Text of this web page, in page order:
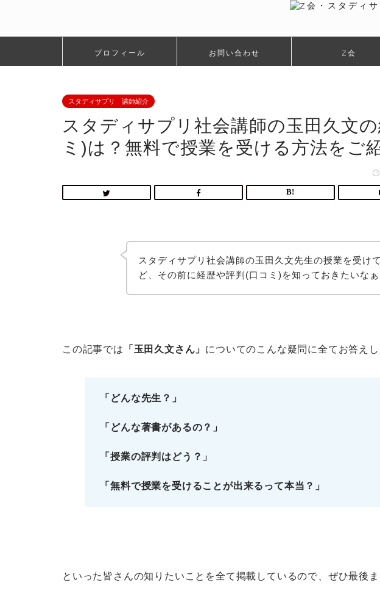
プロフィール お問い合わせ Z会
スタディサプリ 講師紹介
スタディサプリ社会講師の玉田久文
ミ)は？無料で授業を受ける方法をご
スタディサプリ社会講師の玉田久文先生の授業を受け
ど、その前に経歴や評判(口コミ)を知っておきたいなぁ
この記事では 「玉田久文さん」 についてのこんな疑問に全てお答えし
「どんな先生？」
「どんな著書があるの？」
「授業の評判はどう？」
「無料で授業を受けることが出来るって本当？」
といった皆さんの知りたいことを全て掲載しているので、ぜひ最後ま